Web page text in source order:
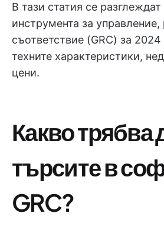
В тази статия се
инструмента за управление,
съответствие (GRC) за 2024
техните характеристики,
цени.
Какво трябва
търсите в
GRC?